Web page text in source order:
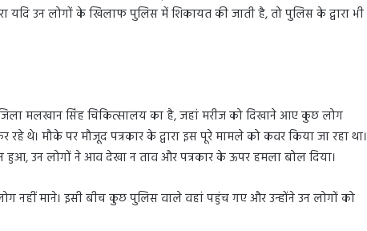
यदि उन लोगों के खिलाफ पुलिस में शिकायत की जाती है, तो पुलिस के द्वारा भी
मलखान सिंह चिकित्सालय का है, जहां मरीज को दिखाने आए कुछ लोग
थे। मौके पर मौजूद पत्रकार के द्वारा इस पूरे मामले को कवर किया जा रहा था।
उन लोगों ने आव देखा न ताव और पत्रकार के ऊपर हमला बोल दिया।
नहीं माने। इसी बीच कुछ पुलिस वाले वहां पहुंच गए और उन्होंने उन लोगों को